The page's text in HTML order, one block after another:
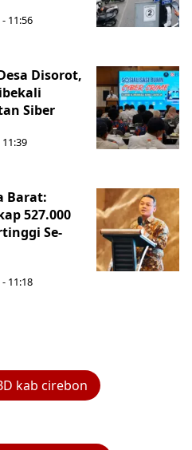
11:56
Disorot,
Siber
Barat:
527.000
Se-
11:18
kab cirebon